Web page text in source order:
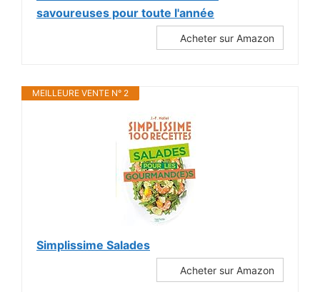
savoureuses pour toute l'année
Acheter sur Amazon
MEILLEURE VENTE N° 2
Simplissime Salades
Acheter sur Amazon